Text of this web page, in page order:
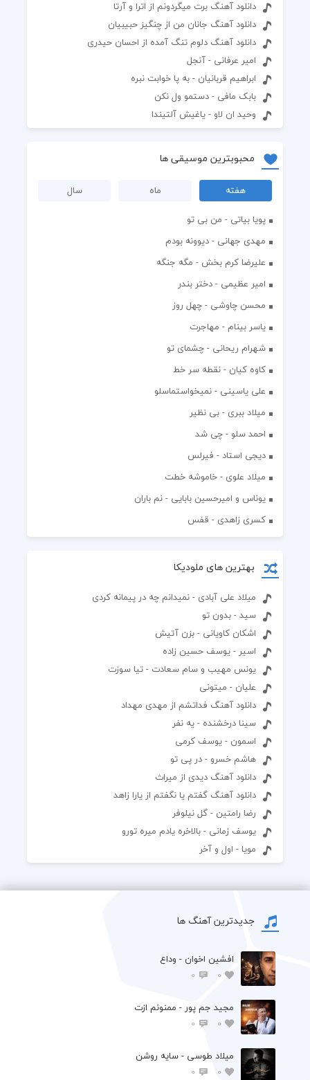
دانلود آهنگ برت میگردونم از اترا و آرتا
دانلود آهنگ جانان من از چنگیز حبیبیان
دانلود آهنگ دلوم تنگ آمده از احسان حیدری
امیر عرفانی - آنجل
ابراهیم قربانیان - به پا خوابت نبره
بابک مافی - دستمو ول نکن
وحید ان لاو - یاغیش آلتیندا
محبوبترین موسیقی ها
هفته ماه
سال
پویا بیاتی - من بی تو
مهدی جهانی - دیوونه بودم
علیرضا کرم بخش - مگه جنگه
امیر عظیمی - دختر بندر
محسن چاوشی - چهل روز
یاسر بینام - مهاجرت
شهرام ریحانی - چشمای تو
کاوه کیان - نقطه سر خط
علی یاسینی - نمیخواستماسلو
میلاد ببری - بی نظیر
احمد سلو - چی شد
دیجی استاد - فیرلس
میلاد علوی - خاموشه خطت
یوناس و امیرحسین بابایی - نم باران
کسری زاهدی - قفس
بهترین های ملودیکا
میلاد علی آبادی - نمیدانم چه در پیمانه کردی
سید - بدون تو
اشکان کاویانی - بزن آتیش
اسیر - یوسف حسین زاده
یونس مهیب و سام سعادت - تیا سوزت
علیان - میتونی
دانلود آهنگ فداتشم از مهدی مهداد
سینا درخشنده - یه نفر
اسمون - یوسف کرمی
هاشم خسرو - در پی تو
دانلود آهنگ دیدی از میراث
دانلود آهنگ گفتم یا نگفتم از یارا زاهد
رضا رامتین - گل نیلوفر
یوسف زمانی - بالاخره یادم میره تورو
مویا - اول و آخر
جدیدترین آهنگ ها
افشين اخوان - وداع
0
0
مجید جم پور - ممنونم ازت
0
0
میلاد طوسی - سایه روشن
0
0